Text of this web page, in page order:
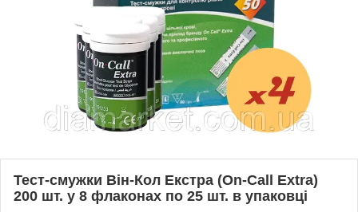
Тест-смужки Він-Кол Екстра (On-Call Extra)
200 шт. у 8 флаконах по 25 шт. в упаковці